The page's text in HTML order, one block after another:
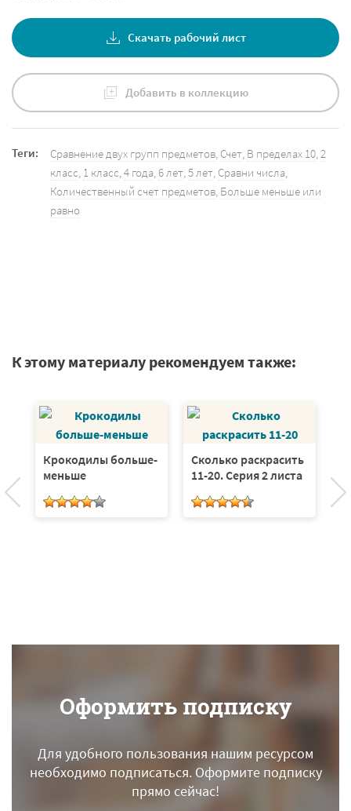
Скачать рабочий лист
Добавить в коллекцию
Теги: Сравнение двух групп предметов, Счет, В пределах 10,2
класс, 1 класс,4 года,6 лет,5 лет, Сравни числа,
Количественный счет предметов, Больше меньше или
равно
К этому материалу рекомендуем также:
Крокодилы больше-
меньше
Сколько раскрасить
11-20. Серия 2 листа
Оформить подписку
Для удобного пользования нашим ресурсом
необходимо подписаться.Оформите подписку
прямо сейчас!